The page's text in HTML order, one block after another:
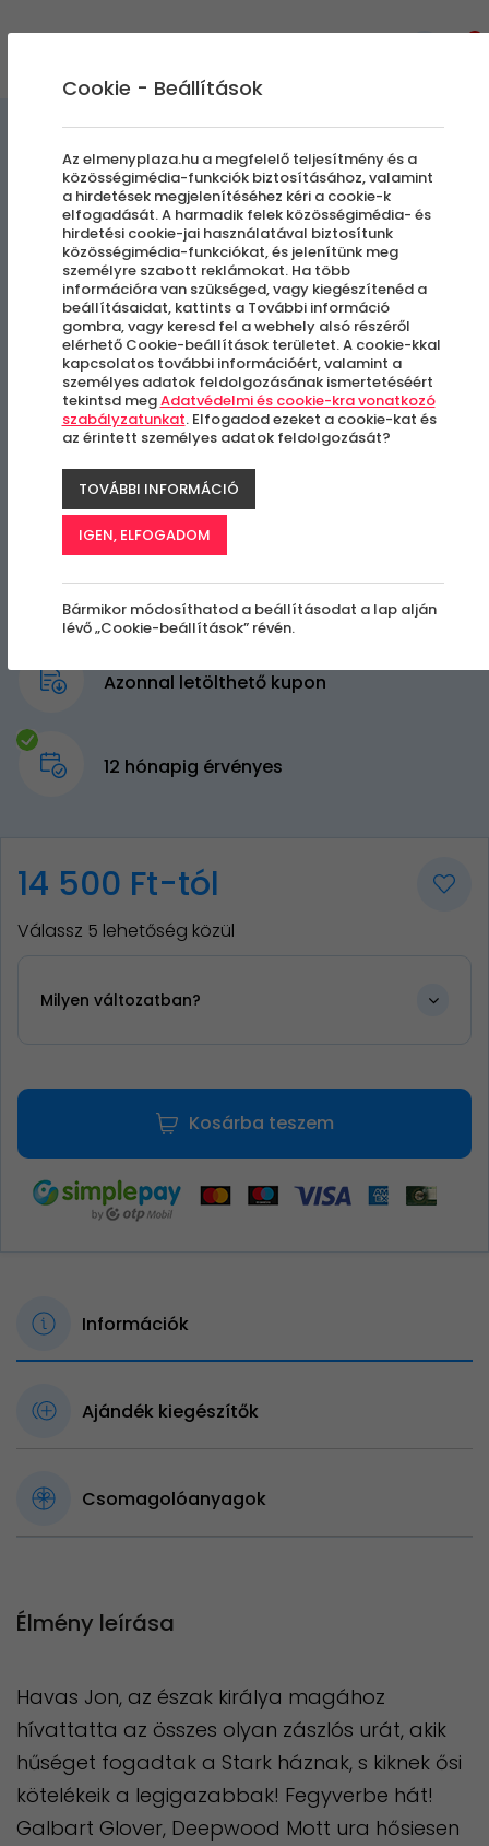
Trónok Harca
Budapest, VI. kerület
Azonnal letölthető kupon
12 hónapig érvényes
14 500 Ft-tól
Válassz 5 lehetőség közül
Milyen változatban?
Kosárba teszem
Információk
Ajándék kiegészítők
Csomagolóanyagok
Élmény leírása
Havas Jon, az észak királya magához
hívattatta az összes olyan zászlós urát, akik
hűséget fogadtak a Stark háznak, s kiknek ősi
kötelékeik a legigazabbak! Fegyverbe hát!
Galbart Glover, Deepwood Mott ura hősiesen
Cookie - Beállítások
Az elmenyplaza.hu a megfelelő teljesítmény és a
közösségimédia-funkciók biztosításához, valamint
a hirdetések megjelenítéséhez kéri a cookie-k
elfogadását. A harmadik felek közösségimédia- és
hirdetési cookie-jai használatával biztosítunk
közösségimédia-funkciókat, és jelenítünk meg
személyre szabott reklámokat. Ha több
információra van szükséged, vagy kiegészítenéd a
beállításaidat, kattints a További információ
gombra, vagy keresd fel a webhely alsó részéről
elérhető Cookie-beállítások területet. A cookie-kkal
kapcsolatos további információért, valamint a
személyes adatok feldolgozásának ismertetéséért
tekintsd megAdatvédelmi és cookie-kra vonatkozó
szabályzatunkat. Elfogadod ezeket a cookie-kat és
az érintett személyes adatok feldolgozását?
TOVÁBBI INFORMÁCIÓ
IGEN, ELFOGADOM
Bármikor módosíthatod a beállításodat a lap alján
lévő „Cookie-beállítások” révén.